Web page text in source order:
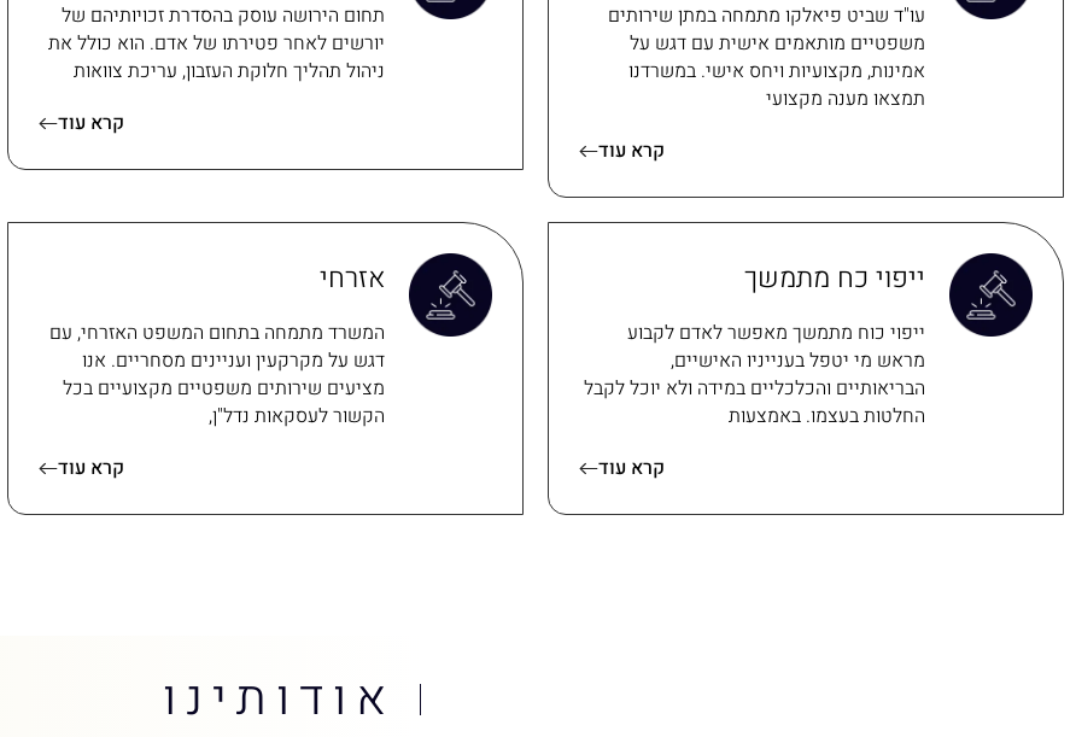
עו"ד שביט פיאלקו מתמחה במתן שירותים
משפטיים מותאמים אישית עם דגש על
אמינות, מקצועיות ויחס אישי. במשרדנו
תמצאו מענה מקצועי
קרא עוד
תחום הירושה עוסק בהסדרת זכויותיהם של
יורשים לאחר פטירתו של אדם. הוא כולל את
ניהול תהליך חלוקת העזבון, עריכת צוואות
קרא עוד
ייפוי כח מתמשך
ייפוי כוח מתמשך מאפשר לאדם לקבוע
מראש מי יטפל בענייניו האישיים,
הבריאותיים והכלכליים במידה ולא יוכל לקבל
החלטות בעצמו. באמצעות
קרא עוד
אזרחי
המשרד מתמחה בתחום המשפט האזרחי, עם
דגש על מקרקעין ועניינים מסחריים. אנו
מציעים שירותים משפטיים מקצועיים בכל
הקשור לעסקאות נדל"ן,
קרא עוד
אודותינו